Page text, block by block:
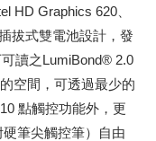
HD Graphics 620、
拔式雙電池設計，發
讀之LumiBond® 2.0
空間，可透過最少的
點觸控功能外，更
筆尖觸控筆）自由